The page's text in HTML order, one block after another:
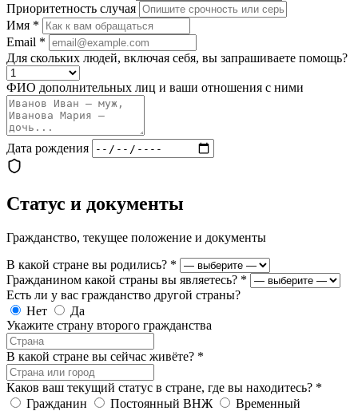
Приоритетность случая
Имя *
Email *
Для скольких людей, включая себя, вы запрашиваете помощь?
ФИО дополнительных лиц и ваши отношения с ними
Дата рождения
Статус и документы
Гражданство, текущее положение и документы
В какой стране вы родились? *
Гражданином какой страны вы являетесь? *
Есть ли у вас гражданство другой страны?
Нет
Да
Укажите страну второго гражданства
В какой стране вы сейчас живёте? *
Каков ваш текущий статус в стране, где вы находитесь? *
Гражданин
Постоянный ВНЖ
Временный